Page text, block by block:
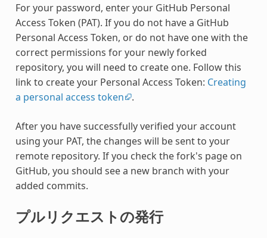
For your password, enter your GitHub Personal
Access Token (PAT). If you do not have a GitHub
Personal Access Token, or do not have one with the
correct permissions for your newly forked
repository, you will need to create one. Follow this
link to create your Personal Access Token: Creating
a personal access token
.
After you have successfully verified your account
using your PAT, the changes will be sent to your
remote repository. If you check the fork's page on
GitHub, you should see a new branch with your
added commits.
プルリクエストの発行